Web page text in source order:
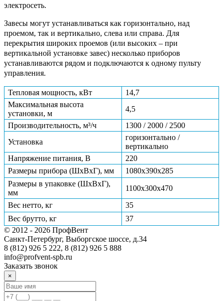
электросеть.
Завесы могут устанавливаться как горизонтально, над
проемом, так и вертикально, слева или справа. Для
перекрытия широких проемов (или высоких – при
вертикальной установке завес) несколько приборов
устанавливаются рядом и подключаются к одному пульту
управления.
Тепловая мощность, кВт
14,7
Максимальная высота
установки, м
4,5
Производительность, м³/ч
1300 / 2000 / 2500
Установка
горизонтально /
вертикально
Напряжение питания, В
220
Размеры прибора (ШхВхГ), мм
1080х390х285
Размеры в упаковке (ШхВхГ),
мм
1100х300х470
Вес нетто, кг
35
Вес брутто, кг
37
© 2012 - 2026 ПрофВент
Санкт-Петербург, Выборгское шоссе, д.34
8 (812) 926 5 222, 8 (812) 926 5 888
info@profvent-spb.ru
Заказать звонок
×